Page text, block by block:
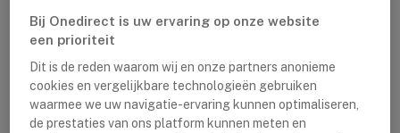
middelen voor succesvol lesgeven, waarbij
betrokkenheid, samenwerking en vertrouwen van de
leerlingen behouden blijven.
Bij Onedirect is uw ervaring op onze website
een prioriteit
Dit is de reden waarom wij en onze partners anonieme
cookies en vergelijkbare technologieën gebruiken
waarmee we uw navigatie-ervaring kunnen optimaliseren,
de prestaties van ons platform kunnen meten en